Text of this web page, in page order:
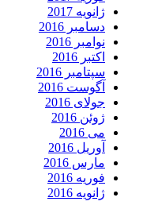
ژانویه 2017
دسامبر 2016
نوامبر 2016
اکتبر 2016
سپتامبر 2016
آگوست 2016
جولای 2016
ژوئن 2016
می 2016
آوریل 2016
مارس 2016
فوریه 2016
ژانویه 2016